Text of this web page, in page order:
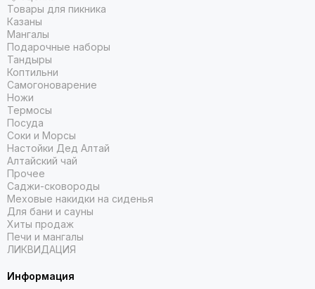
Товары для пикника
Казаны
Мангалы
Подарочные наборы
Тандыры
Коптильни
Самогоноварение
Ножи
Термосы
Посуда
Соки и Морсы
Настойки Дед Алтай
Алтайский чай
Прочее
Саджи-сковороды
Меховые накидки на сиденья
Для бани и сауны
Хиты продаж
Печи и мангалы
ЛИКВИДАЦИЯ
Информация